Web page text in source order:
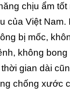
chịu ẩm
của Việt Nam.
bị mốc,
không
gian dài
chống xước